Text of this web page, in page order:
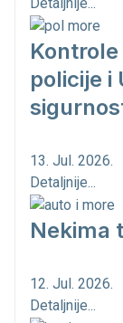
Detaljnije...
policije i
13. Jul. 2026.
Detaljnije...
Nekima
12. Jul. 2026.
Detaljnije...